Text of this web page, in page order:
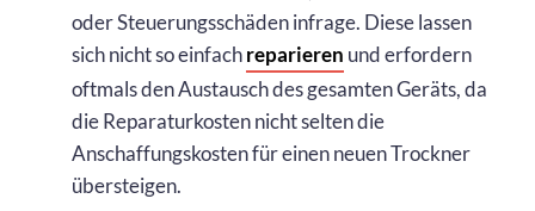
oder Steuerungsschäden infrage. Diese lassen
sich nicht so einfachreparieren und erfordern
oftmals den Austausch des gesamten Geräts, da
die Reparaturkosten nicht selten die
Anschaffungskosten für einen neuen Trockner
übersteigen.